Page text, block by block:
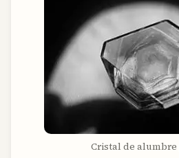
Cristal de alumbre